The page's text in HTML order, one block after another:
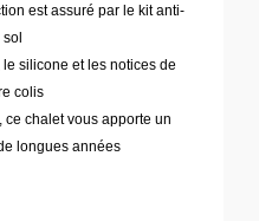
est assuré par le kit anti-
silicone et les notices de
colis
ce chalet vous apporte un
longues années